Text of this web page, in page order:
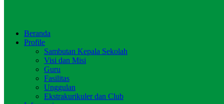
Beranda
Profile
Sambutan Kepala Sekolah
Visi dan Misi
Guru
Fasilitas
Unggulan
Ekstrakurikuler dan Club